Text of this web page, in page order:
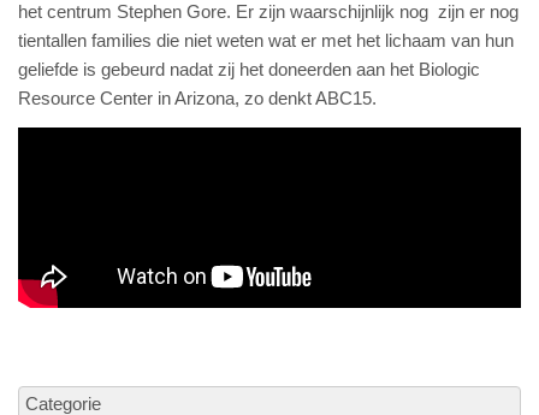
het centrum Stephen Gore. Er zijn waarschijnlijk nog zijn er nog
tientallen families die niet weten wat er met het lichaam van hun
geliefde is gebeurd nadat zij het doneerden aan het Biologic
Resource Center in Arizona, zo denkt ABC15.
Categorie